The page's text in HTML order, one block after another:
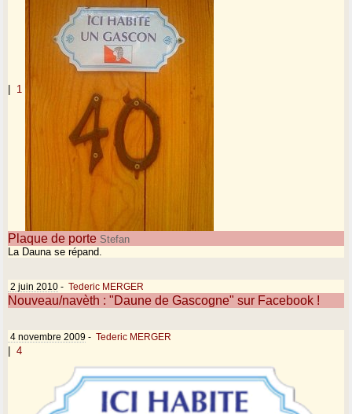
| 1
Plaque de porte Stefan
La Dauna se répand.
2 juin 2010 - Tederic MERGER
Nouveau/navèth : "Daune de Gascogne" sur Facebook !
4 novembre 2009 - Tederic MERGER
4